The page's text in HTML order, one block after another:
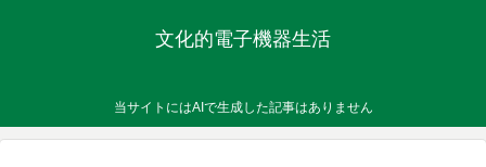
文化的電子機器生活
当サイトにはAIで生成した記事はありません